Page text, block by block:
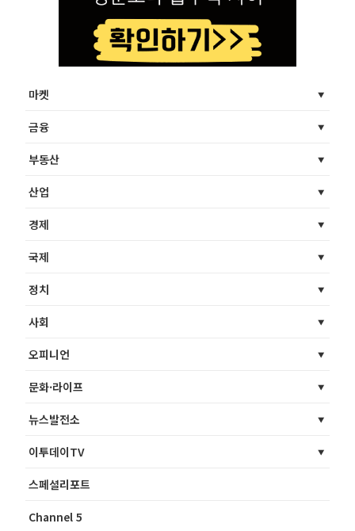
마켓
금융
부동산
산업
경제
국제
정치
사회
오피니언
문화·라이프
뉴스발전소
이투데이TV
스페셜리포트
Channel 5